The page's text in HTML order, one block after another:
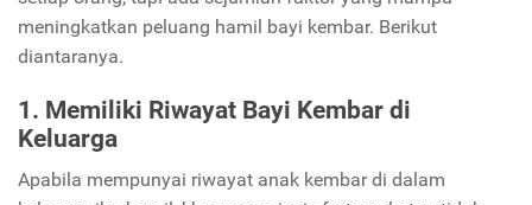
meningkatkan peluang hamil bayi kembar. Berikut
diantaranya.
1. Memiliki Riwayat Bayi Kembar di
Keluarga
Apabila mempunyai riwayat anak kembar di dalam